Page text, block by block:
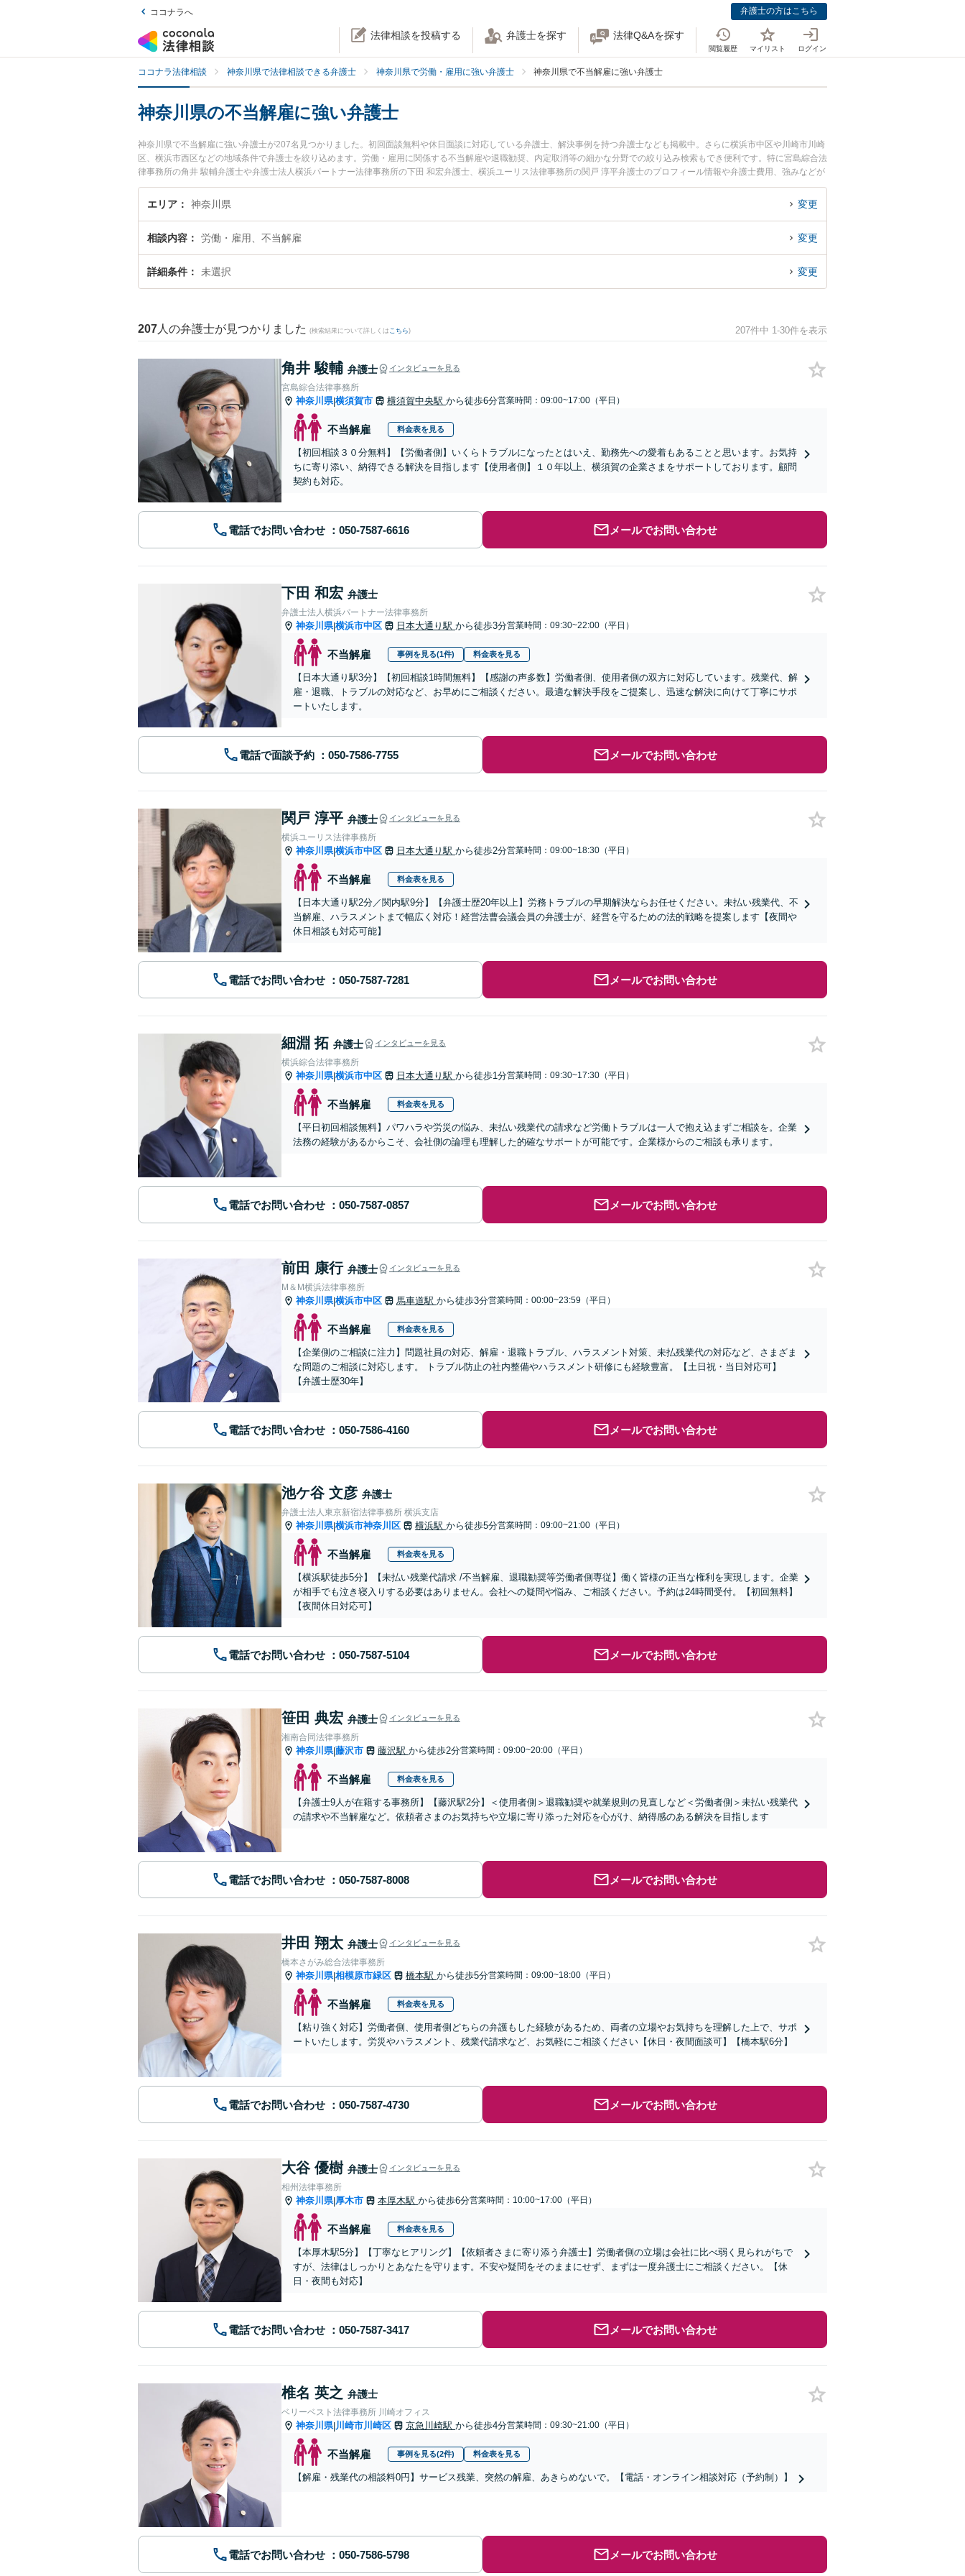
ココナラへ 弁護士の方はこちら
法律相談を投稿する 弁護士を探す 法律Q&Aを探す
閲覧履歴 マイリスト ログイン
ココナラ法律相談 神奈川県で法律相談できる弁護士 神奈川県で労働・雇用に強い弁護士 神奈川県で不当解雇に強い弁護士
神奈川県の不当解雇に強い弁護士
神奈川県で不当解雇に強い弁護士が207名見つかりました。初回面談無料や休日面談に対応している弁護士、解決事例を持つ弁護士なども掲載中。さらに横浜市中区や川崎市川崎
区、横浜市西区などの地域条件で弁護士を絞り込めます。労働・雇用に関係する不当解雇や退職勧奨、内定取消等の細かな分野での絞り込み検索もでき便利です。特に宮島綜合法
律事務所の角井 駿輔弁護士や弁護士法人横浜パートナー法律事務所の下田 和宏弁護士、横浜ユーリス法律事務所の関戸 淳平弁護士のプロフィール情報や弁護士費用、強みなどが
注目されています。『神奈川県で土日や夜間に発生した不当解雇のトラブルを今すぐに弁護士に相談したい』『不当解雇のトラブル解決の実績豊富な近くの弁護士を検索したい』
『初回相談無料で不当解雇を法律相談できる神奈川県内の弁護士に相談予約したい』などでお困りの相談者さんにおすすめです。
エリア 神奈川県 変更
相談内容 労働・雇用、不当解雇 変更
詳細条件 未選択 変更
207 人の弁護士が見つかりました (検索結果について詳しくは こちら) 207件中 1-30件を表示
角井 駿輔 弁護士 インタビューを見る
宮島綜合法律事務所
神奈川県|横須賀市 横須賀中央駅 から徒歩6分営業時間：09:00~17:00（平日）
不当解雇 料金表を見る
【初回相談３０分無料】【労働者側】いくらトラブルになったとはいえ、勤務先への愛着もあることと思います。お気持
ちに寄り添い、納得できる解決を目指します【使用者側】１０年以上、横須賀の企業さまをサポートしております。顧問
契約も対応。
電話でお問い合わせ メールでお問い合わせ
下田 和宏 弁護士
弁護士法人横浜パートナー法律事務所
神奈川県|横浜市中区 日本大通り駅 から徒歩3分営業時間：09:30~22:00（平日）
不当解雇 事例を見る(1件) 料金表を見る
【日本大通り駅3分】【初回相談1時間無料】【感謝の声多数】労働者側、使用者側の双方に対応しています。残業代、解
雇・退職、トラブルの対応など、お早めにご相談ください。最適な解決手段をご提案し、迅速な解決に向けて丁寧にサポ
ートいたします。
電話で面談予約 メールでお問い合わせ
関戸 淳平 弁護士 インタビューを見る
横浜ユーリス法律事務所
神奈川県|横浜市中区 日本大通り駅 から徒歩2分営業時間：09:00~18:30（平日）
不当解雇 料金表を見る
【日本大通り駅2分／関内駅9分】【弁護士歴20年以上】労務トラブルの早期解決ならお任せください。未払い残業代、不
当解雇、ハラスメントまで幅広く対応！経営法曹会議会員の弁護士が、経営を守るための法的戦略を提案します【夜間や
休日相談も対応可能】
電話でお問い合わせ メールでお問い合わせ
細淵 拓 弁護士 インタビューを見る
横浜綜合法律事務所
神奈川県|横浜市中区 日本大通り駅 から徒歩1分営業時間：09:30~17:30（平日）
不当解雇 料金表を見る
【平日初回相談無料】パワハラや労災の悩み、未払い残業代の請求など労働トラブルは一人で抱え込まずご相談を。企業
法務の経験があるからこそ、会社側の論理も理解した的確なサポートが可能です。企業様からのご相談も承ります。
電話でお問い合わせ メールでお問い合わせ
前田 康行 弁護士 インタビューを見る
M＆M横浜法律事務所
神奈川県|横浜市中区 馬車道駅 から徒歩3分営業時間：00:00~23:59（平日）
不当解雇 料金表を見る
【企業側のご相談に注力】問題社員の対応、解雇・退職トラブル、ハラスメント対策、未払残業代の対応など、さまざま
な問題のご相談に対応します。 トラブル防止の社内整備やハラスメント研修にも経験豊富。【土日祝・当日対応可】
【弁護士歴30年】
電話でお問い合わせ メールでお問い合わせ
池ケ谷 文彦 弁護士
弁護士法人東京新宿法律事務所 横浜支店
神奈川県|横浜市神奈川区 横浜駅 から徒歩5分営業時間：09:00~21:00（平日）
不当解雇 料金表を見る
【横浜駅徒歩5分】【未払い残業代請求 /不当解雇、退職勧奨等労働者側専従】働く皆様の正当な権利を実現します。企業
が相手でも泣き寝入りする必要はありません。会社への疑問や悩み、ご相談ください。予約は24時間受付。【初回無料】
【夜間休日対応可】
電話でお問い合わせ メールでお問い合わせ
笹田 典宏 弁護士 インタビューを見る
湘南合同法律事務所
神奈川県|藤沢市 藤沢駅 から徒歩2分営業時間：09:00~20:00（平日）
不当解雇 料金表を見る
【弁護士9人が在籍する事務所】【藤沢駅2分】＜使用者側＞退職勧奨や就業規則の見直しなど＜労働者側＞未払い残業代
の請求や不当解雇など。依頼者さまのお気持ちや立場に寄り添った対応を心がけ、納得感のある解決を目指します
電話でお問い合わせ メールでお問い合わせ
井田 翔太 弁護士 インタビューを見る
橋本さがみ総合法律事務所
神奈川県|相模原市緑区 橋本駅 から徒歩5分営業時間：09:00~18:00（平日）
不当解雇 料金表を見る
【粘り強く対応】労働者側、使用者側どちらの弁護もした経験があるため、両者の立場やお気持ちを理解した上で、サポ
ートいたします。労災やハラスメント、残業代請求など、お気軽にご相談ください【休日・夜間面談可】【橋本駅6分】
電話でお問い合わせ メールでお問い合わせ
大谷 優樹 弁護士 インタビューを見る
相州法律事務所
神奈川県|厚木市 本厚木駅 から徒歩6分営業時間：10:00~17:00（平日）
不当解雇 料金表を見る
【本厚木駅5分】【丁寧なヒアリング】【依頼者さまに寄り添う弁護士】労働者側の立場は会社に比べ弱く見られがちで
すが、法律はしっかりとあなたを守ります。不安や疑問をそのままにせず、まずは一度弁護士にご相談ください。【休
日・夜間も対応】
電話でお問い合わせ メールでお問い合わせ
椎名 英之 弁護士
ベリーベスト法律事務所 川崎オフィス
神奈川県|川崎市川崎区 京急川崎駅 から徒歩4分営業時間：09:30~21:00（平日）
不当解雇 事例を見る(2件) 料金表を見る
【解雇・残業代の相談料0円】サービス残業、突然の解雇、あきらめないで。【電話・オンライン相談対応（予約制）】
電話でお問い合わせ メールでお問い合わせ